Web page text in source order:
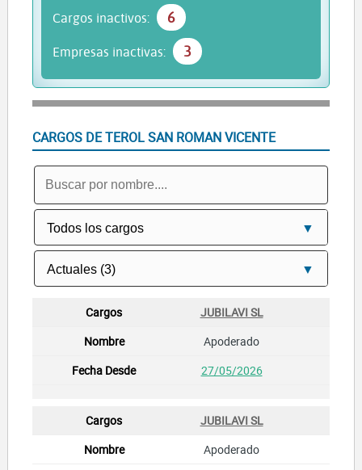
Cargos inactivos: 6
Empresas inactivas: 3
CARGOS DE TEROL SAN ROMAN VICENTE
JUBILAVI SL
Apoderado
27/05/2026
JUBILAVI SL
Apoderado